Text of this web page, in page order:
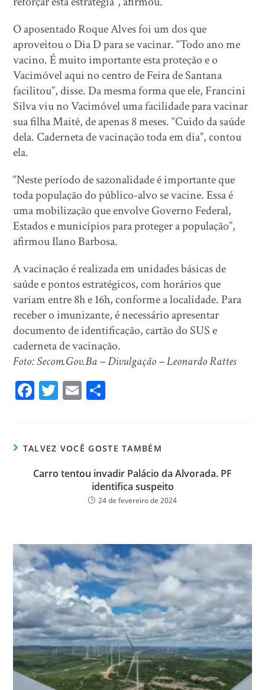
O aposentado Roque Alves foi um dos que
aproveitou o Dia D para se vacinar. “Todo ano me
vacino. É muito importante esta proteção e o
Vacimóvel aqui no centro de Feira de Santana
facilitou”, disse. Da mesma forma que ele, Francini
Silva viu no Vacimóvel uma facilidade para vacinar
sua filha Maitê, de apenas 8 meses. “Cuido da saúde
dela. Caderneta de vacinação toda em dia”, contou
ela.
“Neste período de sazonalidade é importante que
toda população do público-alvo se vacine. Essa é
uma mobilização que envolve Governo Federal,
Estados e municípios para proteger a população”,
afirmou Ilano Barbosa.
A vacinação é realizada em unidades básicas de
saúde e pontos estratégicos, com horários que
variam entre 8h e 16h, conforme a localidade. Para
receber o imunizante, é necessário apresentar
documento de identificação, cartão do SUS e
caderneta de vacinação.
Foto: Secom.Gov.Ba – Divulgação – Leonardo Rattes
Fa
ok
T
er
E
TALVEZ VOCÊ GOSTE TAMBÉM
Carro tentou invadir Palácio da Alvorada. PF
identifica suspeito
24 de fevereiro de 2024